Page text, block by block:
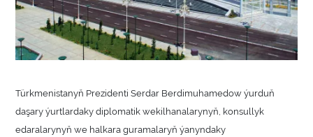
Türkmenistanyň Prezidenti Serdar Berdimuhamedow ýurduň
daşary ýurtlardaky diplomatik wekilhanalarynyň, konsullyk
edaralarynyň we halkara guramalaryň ýanyndaky